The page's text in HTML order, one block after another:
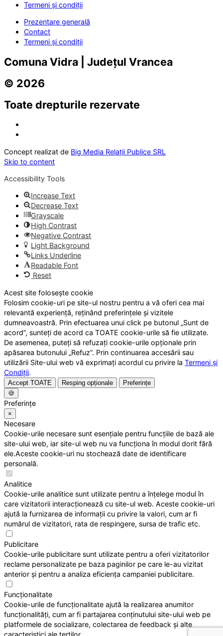
Termeni și condiții
Prezentare generală
Contact
Termeni și condiții
Comuna Vidra | Județul Vrancea
© 2026
Toate drepturile rezervate
Concept realizat de Big Media Relații Publice SRL
Skip to content
Accessibility Tools
Increase Text
Decrease Text
Grayscale
High Contrast
Negative Contrast
Light Background
Links Underline
Readable Font
Reset
Acest site folosește cookie
Folosim cookie-uri pe site-ul nostru pentru a vă oferi cea mai
relevantă experiență, reținând preferințele și vizitele
dumneavoastră. Prin efectuarea unui click pe butonul „Sunt de
acord”, sunteți de acord ca TOATE cookie-urile să fie utilizate.
De asemenea, puteți să refuzați cookie-urile opționale prin
apăsarea butonului „Refuz”. Prin continuarea accesării sau
utilizării Site-ului web vă exprimați acordul cu privire la Termeni și
Condiții.
Accept TOATE Resping opționale
Preferințe
🍪
Preferințe
×
Necesare
Cookie-urile necesare sunt esențiale pentru funcțiile de bază ale
site-ului web, iar site-ul web nu va funcționa în modul dorit fără
ele.Aceste cookie-uri nu stochează date de identificare
personală.
Analitice
Cookie-urile analitice sunt utilizate pentru a înțelege modul în
care vizitatorii interacționează cu site-ul web. Aceste cookie-uri
ajută la furnizarea de informații cu privire la valori, cum ar fi
numărul de vizitatori, rata de respingere, sursa de trafic etc.
Publicitare
Cookie-urile publicitare sunt utilizate pentru a oferi vizitatorilor
reclame personalizate pe baza paginilor pe care le-au vizitat
anterior și pentru a analiza eficiența campaniei publicitare.
Funcționalitate
Cookie-urile de funcționalitate ajută la realizarea anumitor
funcționalități, cum ar fi partajarea conținutului site-ului web pe
platformele de socializare, colectarea de feedback și alte
caracteristici ale terților.